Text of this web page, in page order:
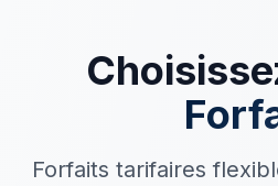
Forfaits tarifaires